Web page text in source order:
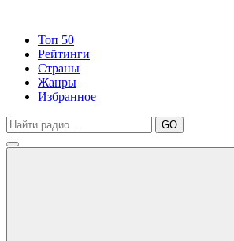
Топ 50
Рейтинги
Страны
Жанры
Избранное
GO